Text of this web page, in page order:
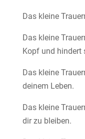
Das kleine
Das kleine
Kopf und hindert
Das kleine
deinem Leben.
Das kleine
dir zu bleiben.